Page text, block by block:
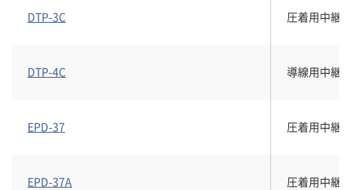
DTP-3C 圧着用中継
DTP-4C 導線用中継
EPD-37 圧着用中継
EPD-37A 圧着用中継